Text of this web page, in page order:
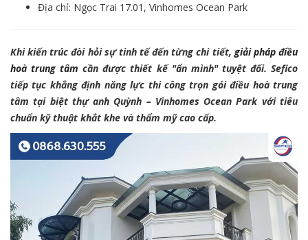
Địa chỉ: Ngọc Trai 17.01, Vinhomes Ocean Park
Khi kiến trúc đòi hỏi sự tinh tế đến từng chi tiết,giải pháp điều
hoà trung tâm cần được thiết kế "ẩn mình" tuyệt đối.Sefico
tiếp tục khẳng định năng lực thi công trọn gói điều hoà trung
tâm tại biệt thự anh Quỳnh – Vinhomes Ocean Park với tiêu
chuẩn kỹ thuật khắt khe và thẩm mỹ cao cấp.